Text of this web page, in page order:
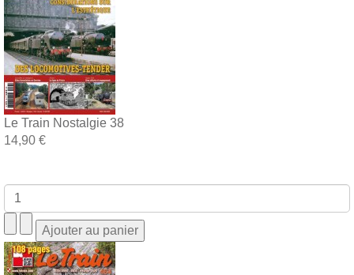
Le Train Nostalgie 38
14,90 €